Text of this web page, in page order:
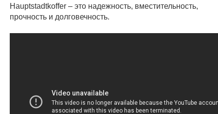
Hauptstadtkoffer – это надежность, вместительность,
прочность и долговечность.